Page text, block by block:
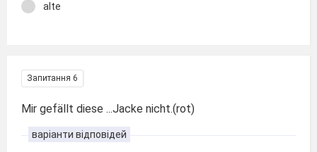
alte
Запитання 6
Mir gefällt diese ...Jacke nicht.(rot)
варіанти відповідей